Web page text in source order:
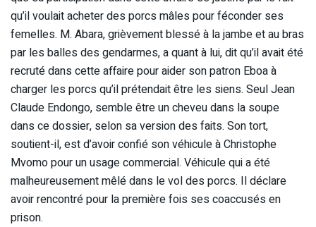
qu’il voulait acheter des porcs mâles pour féconder ses
femelles. M. Abara, grièvement blessé à la jambe et au bras
par les balles des gendarmes, a quant à lui, dit qu’il avait été
recruté dans cette affaire pour aider son patron Eboa à
charger les porcs qu’il prétendait être les siens. Seul Jean
Claude Endongo, semble être un cheveu dans la soupe
dans ce dossier, selon sa version des faits. Son tort,
soutient-il, est d’avoir confié son véhicule à Christophe
Mvomo pour un usage commercial. Véhicule qui a été
malheureusement mêlé dans le vol des porcs. Il déclare
avoir rencontré pour la première fois ses coaccusés en
prison.